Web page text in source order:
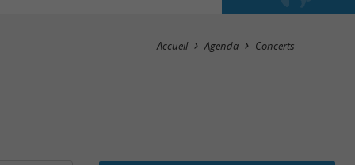
Masquer la carte
Accueil Agenda Concerts